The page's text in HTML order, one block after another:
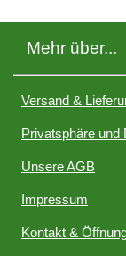
Mehr über...
Versand &
Privatsphäre und
Unsere AGB
Impressum
Kontakt &